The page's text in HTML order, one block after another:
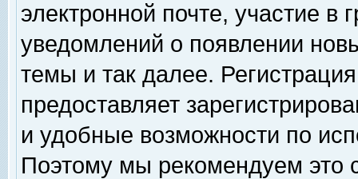
электронной почте, участие в
уведомлений о появлении
темы и так далее.
предоставляет
и удобные возможности по
Поэтому мы рекомендуем это